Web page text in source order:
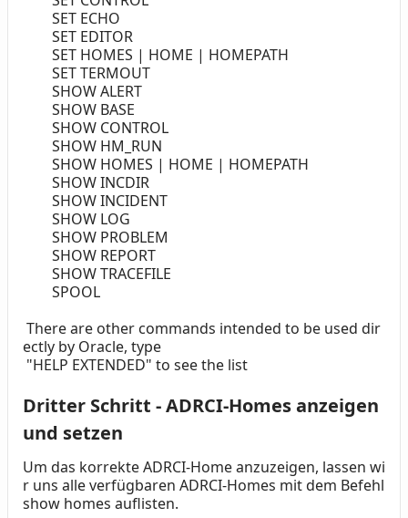
SET ECHO
SET EDITOR
SET HOMES | HOME | HOMEPATH
SET TERMOUT
SHOW ALERT
SHOW BASE
SHOW CONTROL
SHOW HM_RUN
SHOW HOMES | HOME | HOMEPATH
SHOW INCDIR
SHOW INCIDENT
SHOW LOG
SHOW PROBLEM
SHOW REPORT
SHOW TRACEFILE
SPOOL
There are other commands intended to be used dir
ectly by Oracle, type
"HELP EXTENDED" to see the list
Dritter Schritt - ADRCI-Homes anzeigen
und setzen
Um das korrekte ADRCI-Home anzuzeigen, lassen wi
r uns alle verfügbaren ADRCI-Homes mit dem Befehl
show homes auflisten.